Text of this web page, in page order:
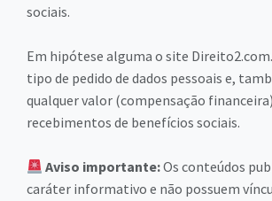
sociais.
Em hipótese alguma o site
tipo de pedido de dados pessoais e,
qualquer valor (compensação
recebimentos de benefícios sociais.
Aviso importante:Os conteúdos
caráter informativo e não possuem